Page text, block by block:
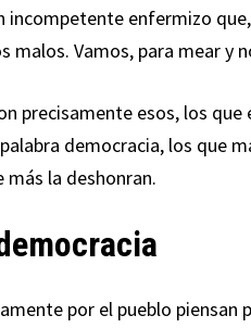
incompetente enfermizo
malos. Vamos, para mear y
precisamente esos, los
democracia, los que
la deshonran.
por el pueblo piensan